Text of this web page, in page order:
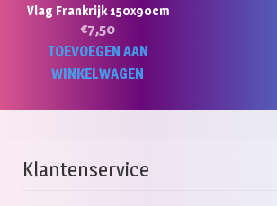
Vlag Frankrijk 150x90cm
€7,50
TOEVOEGEN AAN
WINKELWAGEN
Klantenservice